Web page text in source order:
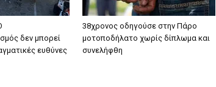
δεν μπορεί
ευθύνες
38χρονος οδηγούσε στην Πάρο
μοτοποδήλατο χωρίς δίπλωμα και
συνελήφθη